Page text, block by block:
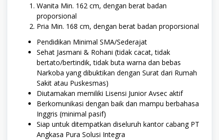
Wanita Min. 162 cm, dengan berat badan
proporsional
Pria Min. 168 cm, dengan berat badan proporsional
Pendidikan Minimal SMA/Sederajat
Sehat Jasmani & Rohani (tidak cacat, tidak
bertato/bertindik, tidak buta warna dan bebas
Narkoba yang dibuktikan dengan Surat dari Rumah
Sakit atau Puskesmas)
Diutamakan memiliki Lisensi Junior Avsec aktif
Berkomunikasi dengan baik dan mampu berbahasa
Inggris (minimal pasif)
Siap untuk ditempatkan diseluruh kantor cabang PT
Angkasa Pura Solusi Integra